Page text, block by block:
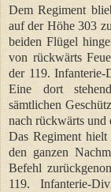
Dem Regiment
auf der Höhe 303
beiden Flügel
von rückwärts
der 119.
Eine dort
sämtlichen
nach rückwärts und
Das Regiment
den ganzen
Befehl
119. Infanterie-